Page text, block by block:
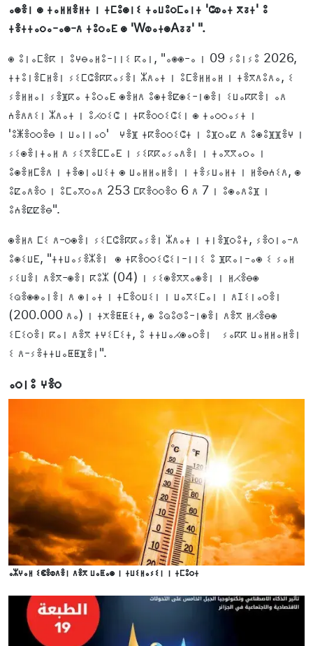
ⴰⵙⴻⵏ ⵙ ⵜⴰⵍⵍⴻⵍⵜ ⵏ ⵜⵎⵓⵙⵏⵉ ⵜⴰⵡⵓⵔⵎⴰⵏⵜ 'ⵛⵀⴰⵜ ⴳⵒⵜ' ⵓ
ⵜⴻⵜⵜⴰⵔⴰ-ⴰⵙ-ⴷ ⵜⵓⵔⴰⴹ ⵙ 'WⵀⴰⵜⵙAⵒⵒ' ".
ⵙ ⵓⵏⴰⵎⴻⴽ ⵏ ⵓⵖⴱⴰⵍⵓ-ⵏⵏⵉ ⴽⴰⵏ, "ⴰⵙⵙ-ⴰ ⵏ 09 ⵢⵓⵏⵢⵓ 2026,
ⵜⵜⵓⵏⴻⵎⵍⴻⵏ ⵢⵉⵎⵛⴻⴽⴽⴰⵢⴻⵏ ⵣⴷⴰⵜ ⵏ ⵓⵎⴻⵍⵍⴰⵍ ⵏ ⵜⴻⴳⴷⵓⴷⴰ, ⵉ
ⵢⴻⵍⵍⴰⵏ ⵢⴻⴼⴽⴰ ⵜⵓⵔⴰⴹ ⵙⴻⵍⴷ ⵓⵙⵜⴻⵇⵙⵉ-ⵏⵙⴻⵏ ⵉⵡⴰⴽⴽⴻⵏ ⴰⴷ
ⵄⴻⴷⴷⵉⵏ ⵣⴷⴰⵜ ⵏ ⵓⵃⵔⵉⵛ ⵏ ⵜⴽⴻⵔⵔⵉⵛⵉⵏ ⵙ ⵜⴰⵔⵔⴰⵢⵜ ⵏ
'ⵓⵥⴻⵔⵔⴻⴱ ⵏ ⵡⴰⵏⵏⴰⵔ' ⵖⴻⴼ ⵜⴽⴻⵔⵔⵉⵛⵜ ⵏ ⵓⴼⵔⴰⵇ ⴷ ⵓⵙⵓⴼⴼⴻⵖ ⵏ
ⵢⵉⵙⴻⵏⵜⴰⵍ ⴷ ⵢⵉⴳⴻⵎⵎⴰⴹ ⵏ ⵢⵉⴽⴽⴰⵢⴰⴷⴻⵏ ⵏ ⵜⴰⴳⴳⴰⵔⴰ ⵏ
ⵓⵙⴻⵍⵎⴻⴷ ⵏ ⵜⴻⵙⵏⴰⵡⵉⵜ ⵙ ⵡⴰⵍⵍⴰⵍⴻⵏ ⵏ ⵜⴻⵢⵡⴰⵍⵜ ⵏ ⵍⴻⴱⵄⵉⴷ, ⵙ
ⵓⵇⴰⴷⴻⵔ ⵏ ⵓⵎⴰⴳⵔⴰⴷ 253 ⵎⴽⴻⵔⵔⴻⵔ 6 ⴷ 7 ⵏ ⵓⵙⴰⴷⵓⴼ ⵏ
ⵓⵄⴻⵇⵇⴻⴱ".
ⵙⴻⵍⴷ ⵎⵉ ⴷ-ⵔⵙⴻⵏ ⵢⵉⵎⵛⴻⴽⴽⴰⵢⴻⵏ ⵣⴷⴰⵜ ⵏ ⵜⵏⴻⴼⵔⵓⵜ, ⵢⴻⵔⵏⴰ-ⴷ
ⵓⵙⵉⵡⴹ, "ⵜⵜⵡⴰⵢⴻⵣⴻⵏ ⵙ ⵜⴽⴻⵔⵔⵉⵛⵉⵏ-ⵏⵏⵉ ⵓ ⴼⴽⴰⵏ-ⴰⵙ ⵉ ⵢⴰⵍ
ⵢⵉⵡⴻⵏ ⴷⴻⴳ-ⵙⴻⵏ ⴽⵓⵣ (04) ⵏ ⵢⵉⵙⴻⴳⴳⴰⵙⴻⵏ ⵏ ⵍⵃⴻⴱⵙ
ⵉⵕⴻⵙⵙⴰⵏⴻⵏ ⴷ ⵙⵏⴰⵜ ⵏ ⵜⵎⴻⵔⵡⵉⵏ ⵏ ⵡⴰⴳⵉⵎⴰⵏ ⵏ ⴷⵊⵉⵏⴰⵔⴻⵏ
(200.000 ⴷⴰ) ⵏ ⵜⵅⴻⵟⵟⵉⵜ, ⵙ ⵓⵕⵓⵚⵓ-ⵏⵙⴻⵏ ⴷⴻⴳ ⵍⵃⴻⴱⵙ
ⵉⵎⵉⵔⴻⵏ ⴽⴰⵏ ⴷⴻⴳ ⵜⵖⵉⵎⵉⵜ, ⵓ ⵜⵜⵡⴰⵃⵙⴰⵔⴻⵏ ⵢⴰⴽⴽ ⵡⴰⵍⵍⴰⵍⴻⵏ
ⵉ ⴷ-ⵢⴻⵜⵜⵡⴰⵟⵟⴼⴻⵏ".
ⴰⵔⵏⵓ ⵖⴻⵔ
ⴰⵣⵖⴰⵍ ⵉⵞⴻⵀⴷⴻⵏ ⴷⴻⴳ ⵡⴰⵟⴰⵙ ⵏ ⵜⵡⵉⵍⴰⵢⵉⵏ ⵏ ⵜⵎⵓⵔⵜ